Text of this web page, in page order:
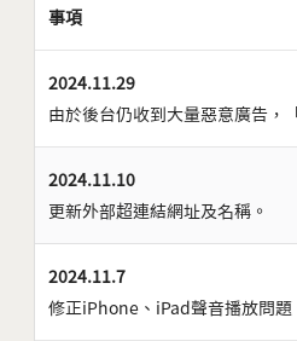
事項
2024.11.29
由於後台仍收到大量惡意廣告，
2024.11.10
更新外部超連結網址及名稱。
2024.11.7
修正iPhone、iPad聲音播放問題